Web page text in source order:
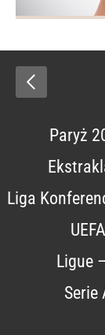
Paryż
Liga
UEFA
Ligue
Serie